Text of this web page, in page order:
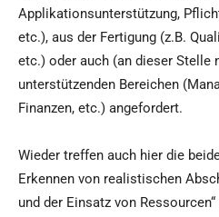
Applikationsunterstützung,
etc.), aus der Fertigung (z.B.
etc.) oder auch (an dieser Stelle
unterstützenden Bereichen
Finanzen, etc.) angefordert.
Wieder treffen auch hier die
Erkennen von realistischen
und der Einsatz von